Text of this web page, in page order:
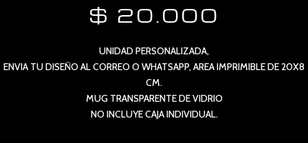
$ 20.000
UNIDAD PERSONALIZADA,
ENVIA TU DISEÑO AL CORREO O WHATSAPP, AREA IMPRIMIBLE DE 20X8
CM.
MUG TRANSPARENTE DE VIDRIO
NO INCLUYE CAJA INDIVIDUAL.